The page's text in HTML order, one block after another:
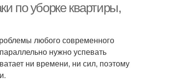
по уборке квартиры,
любого современного
нужно успевать
ни времени, ни сил, поэтому